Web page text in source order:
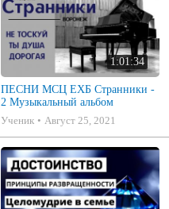
1:01:34
ПЕСНИ МСЦ ЕХБ Странники -
2 Музыкальный альбом
Ученик
Август 25, 2021